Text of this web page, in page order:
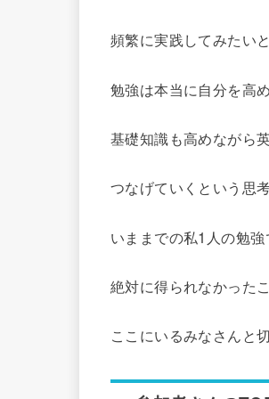
頻繁に実践してみたい
勉強は本当に自分を高
基礎知識も高めながら
つなげていくという思
いままでの私1人の勉強
絶対に得られなかった
ここにいるみなさんと